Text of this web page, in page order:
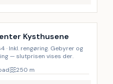
Kysthusene
· Inkl. rengøring. Gebyrer og
— slutprisen vises der.
250 m